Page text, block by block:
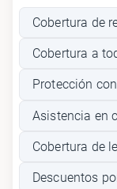
Cobertura de
Cobertura a
Protección
Asistencia en
Cobertura de
Descuentos